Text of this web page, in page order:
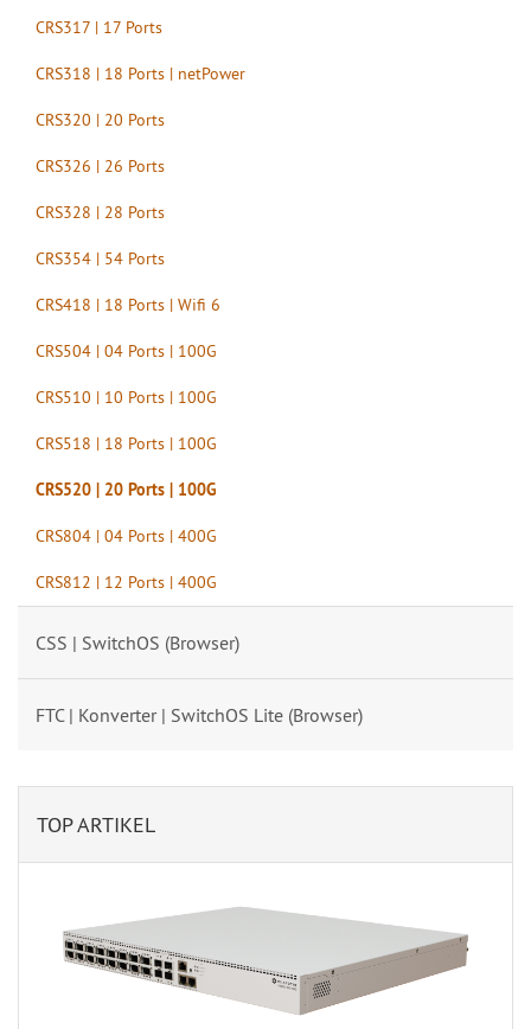
CRS317 | 17 Ports
CRS318 | 18 Ports | netPower
CRS320 | 20 Ports
CRS326 | 26 Ports
CRS328 | 28 Ports
CRS354 | 54 Ports
CRS418 | 18 Ports | Wifi 6
CRS504 | 04 Ports | 100G
CRS510 | 10 Ports | 100G
CRS518 | 18 Ports | 100G
CRS520 | 20 Ports | 100G
CRS804 | 04 Ports | 400G
CRS812 | 12 Ports | 400G
CSS | SwitchOS (Browser)
FTC | Konverter | SwitchOS Lite (Browser)
TOP ARTIKEL